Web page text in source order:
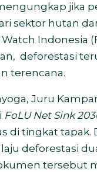
jika
sektor hutan
Indonesia
deforestasi
terencana.
Juru
FoLU Net Sink
di tingkat tapak.
deforestasi
tersebut